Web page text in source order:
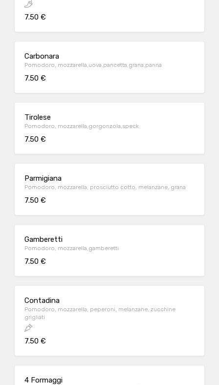
7.50 €
Carbonara
Pomodoro, mozzarella,uova,pancetta,grana,panna
7.50 €
Tirolese
Pomodoro, mozzarella,gorgonzola,speck
7.50 €
Parmigiana
Pomodoro, mozzarella, prosciutto cotto, melanzane, grana
7.50 €
Gamberetti
Pomodoro, mozzarella,gamberetti
7.50 €
Contadina
Pomodoro, mozzarella, peperoni, melanzane, zucchine
grigliati
7.50 €
4 Formaggi